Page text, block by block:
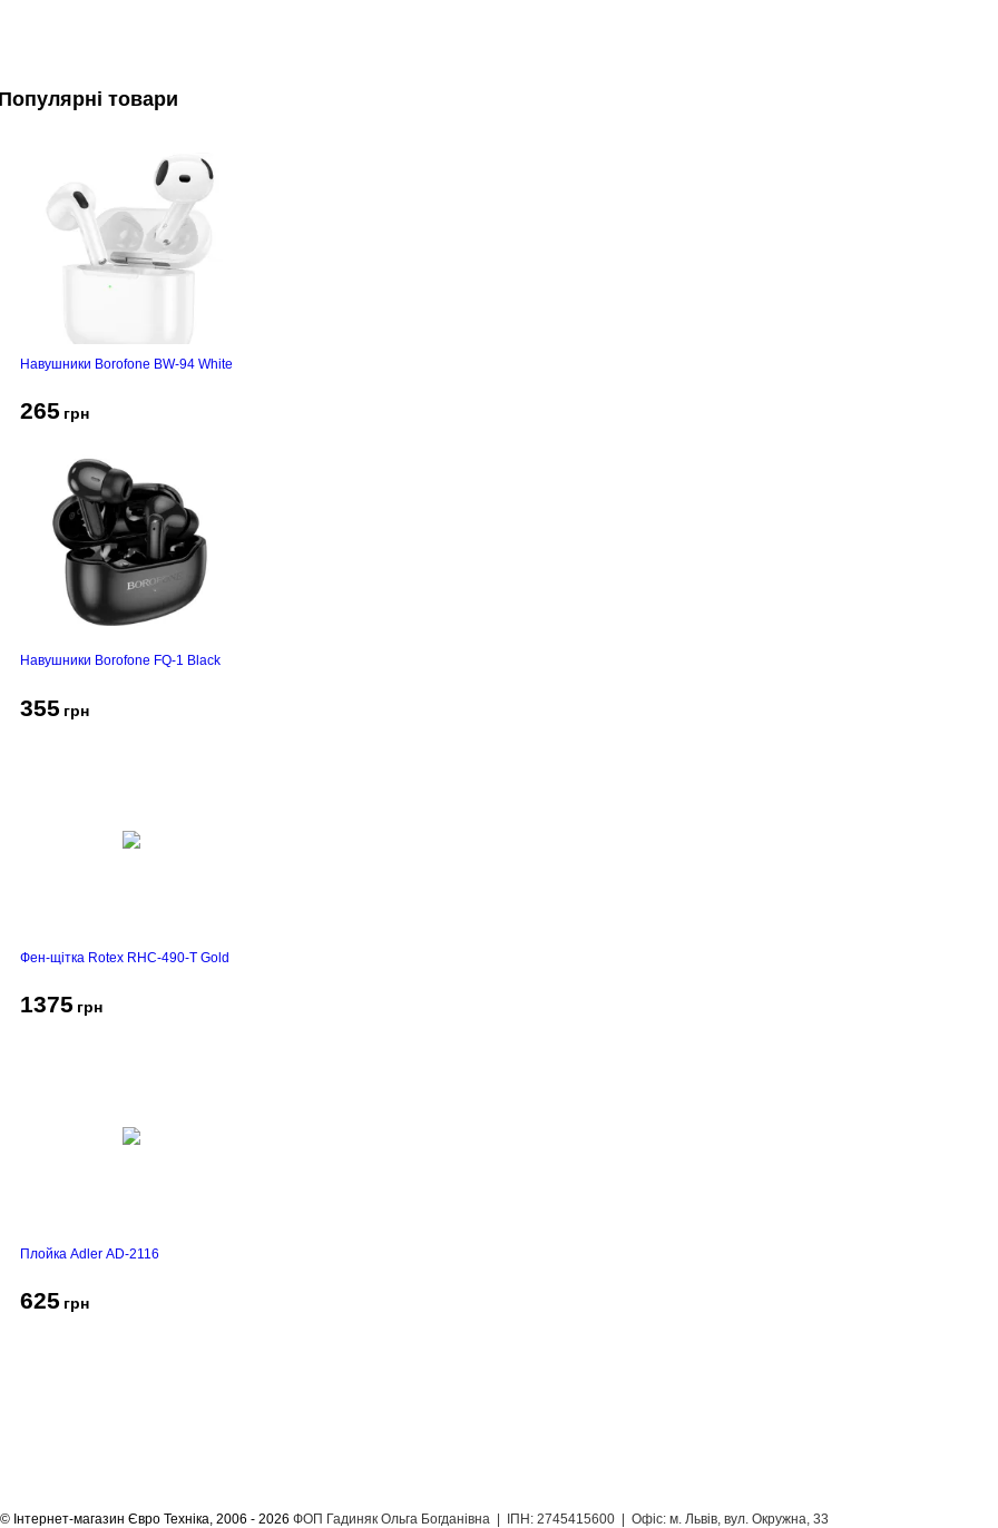
товари
Навушники Borofone BW-94 White
265 грн
Навушники Borofone FQ-1 Black
355 грн
Фен-щітка Rotex RHC-490-T Gold
1375 грн
Плойка Adler AD-2116
625 грн
© Інтернет-магазин Євро Техніка, 2006 - 2026 ФОП Гадиняк Ольга Богданівна | ІПН: 2745415600 | Офіс: м. Львів, вул. Окружна, 33